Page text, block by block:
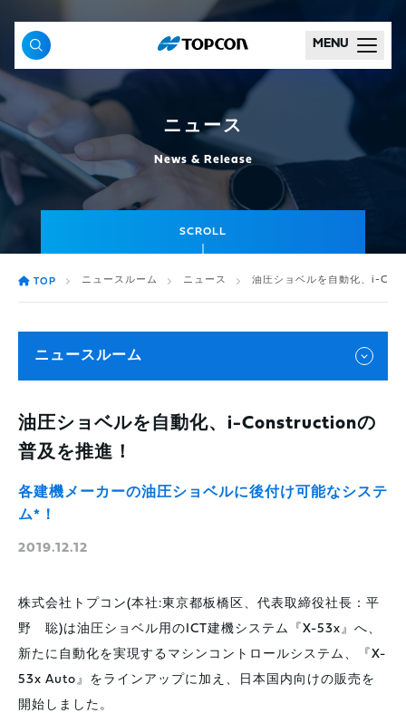
MENU
ニュース
News & Release
SCROLL
TOP ニュースルーム ニュース 油圧ショベルを自動化、i-
ニュースルーム
油圧ショベルを自動化、i-Constructionの
普及を推進！
各建機メーカーの油圧ショベルに後付け可能なシステ
ム*！
2019.12.12
株式会社トプコン(本社:東京都板橋区、代表取締役社長：平
野 聡)は油圧ショベル用のICT建機システム『X-53x』へ、
新たに自動化を実現するマシンコントロールシステム、『X-
53x Auto』をラインアップに加え、日本国内向けの販売を
開始しました。